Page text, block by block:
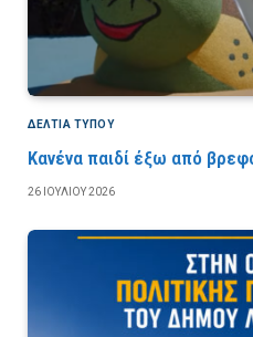
ΔΕΛΤΙΑ ΤΥΠΟΥ
Κανένα παιδί έξω από
26 ΙΟΥΛΊΟΥ 2026